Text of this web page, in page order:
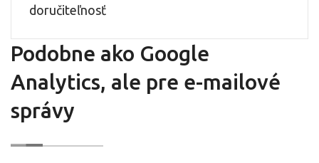
doručiteľnosť
Podobne ako Google
Analytics, ale pre e-mailové
správy